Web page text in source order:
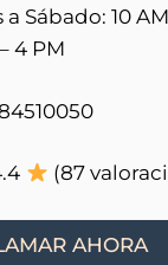
a Sábado: 10
4 PM
(87
AHORA